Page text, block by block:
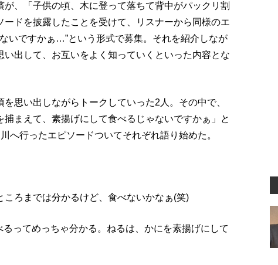
、「子供の頃、木に登って落ちて背中がパックリ割
ドを披露したことを受けて、リスナーから同様のエ
いですかぁ…”という形式で募集。それを紹介しなが
出して、お互いをよく知っていくといった内容とな
思い出しながらトークしていった2人。その中で、
捕まえて、素揚げにして食べるじゃないですかぁ」と
へ行ったエピソードついてそれぞれ語り始めた。
ろまでは分かるけど、食べないかなぁ(笑)
ってめっちゃ分かる。ねるは、かにを素揚げにして